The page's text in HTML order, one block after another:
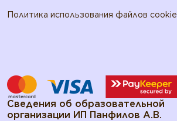
Политика использования файлов cookie
Сведения об образовательной
организации ИП Панфилов А.В.